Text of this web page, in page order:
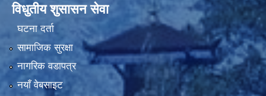
विधुतीय शुसासन सेवा
घटना दर्ता
सामाजिक सुरक्षा
नागरिक वडापत्र
नयाँ वेबसाइट